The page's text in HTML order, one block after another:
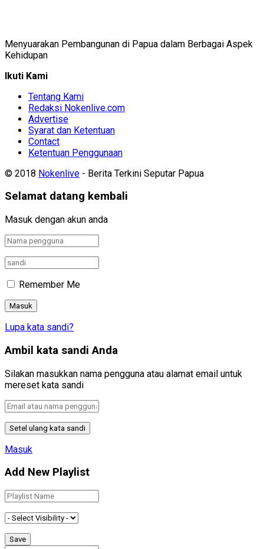
Menyuarakan Pembangunan di Papua dalam Berbagai Aspek
Kehidupan
Ikuti Kami
Tentang Kami
Redaksi Nokenlive.com
Advertise
Syarat dan Ketentuan
Contact
Ketentuan Penggunaan
© 2018 Nokenlive - Berita Terkini Seputar Papua
Selamat datang kembali
Masuk dengan akun anda
Remember Me
Lupa kata sandi?
Ambil kata sandi Anda
Silakan masukkan nama pengguna atau alamat email untuk
mereset kata sandi
Masuk
Add New Playlist